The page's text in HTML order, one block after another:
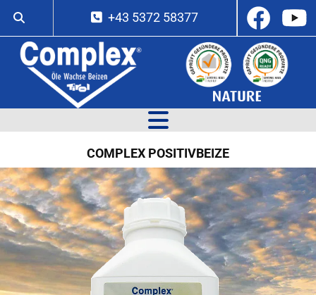
 +43 5372 58377
COMPLEX POSITIVBEIZE